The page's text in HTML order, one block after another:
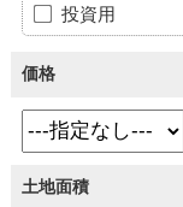
投資用
価格
土地面積